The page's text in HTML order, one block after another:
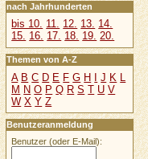
nach Jahrhunderten
bis 10. 11. 12. 13. 14.
15. 16. 17. 18. 19. 20.
Themen von A-Z
A B C D E F G H I J K L
M N O P Q R S T U V
W X Y Z
Benutzeranmeldung
Benutzer (oder E-Mail):